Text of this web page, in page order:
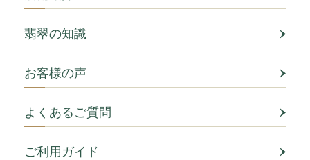
翡翠の知識
お客様の声
よくあるご質問
ご利用ガイド